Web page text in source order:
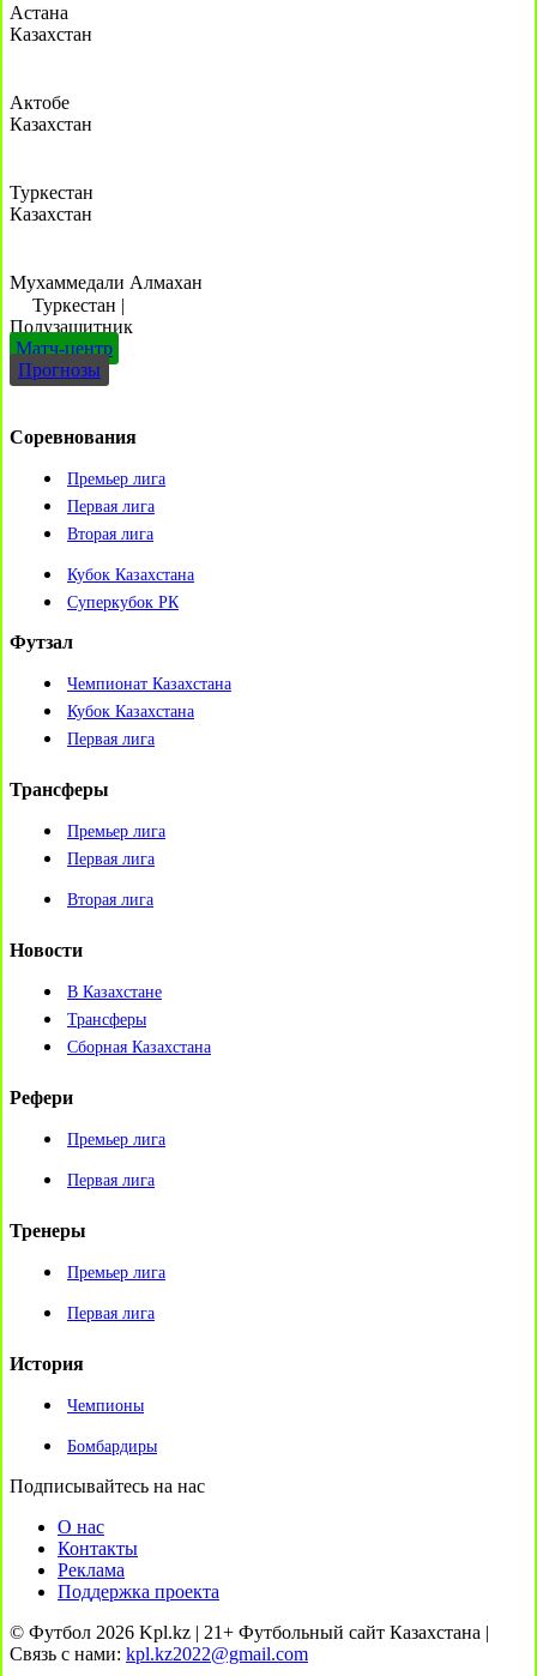
Астана
Казахстан
Актобе
Казахстан
Туркестан
Казахстан
Мухаммедали Алмахан
Туркестан |
Полузащитник
Матч-центр
Прогнозы
Соревнования
Премьер лига
Первая лига
Вторая лига
Кубок Казахстана
Суперкубок РК
Футзал
Чемпионат Казахстана
Кубок Казахстана
Первая лига
Трансферы
Премьер лига
Первая лига
Вторая лига
Новости
В Казахстане
Трансферы
Сборная Казахстана
Рефери
Премьер лига
Первая лига
Тренеры
Премьер лига
Первая лига
История
Чемпионы
Бомбардиры
Подписывайтесь на нас
О нас
Контакты
Реклама
Поддержка проекта
© Футбол 2026 Kpl.kz | 21+ Футбольный сайт Казахстана |
Связь с нами: kpl.kz2022@gmail.com